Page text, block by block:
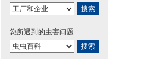
搜索
您所遇到的虫害问题
搜索